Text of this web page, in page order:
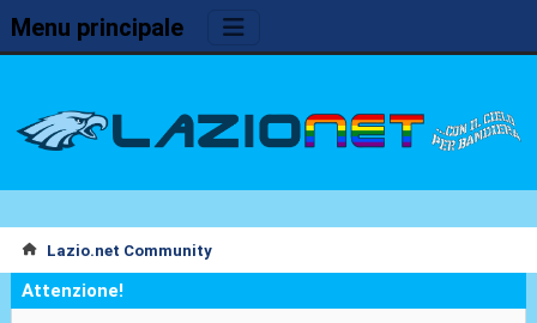
Menu principale
Lazio.net Community
Attenzione!